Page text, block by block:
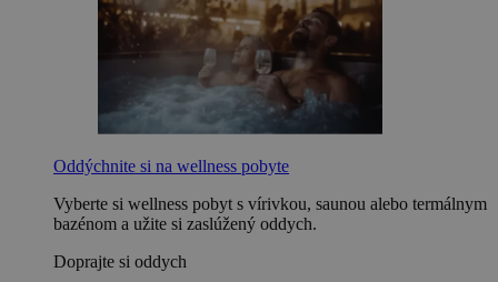
Oddýchnite si na wellness pobyte
Vyberte si wellness pobyt s vírivkou, saunou alebo termálnym
bazénom a užite si zaslúžený oddych.
Doprajte si oddych